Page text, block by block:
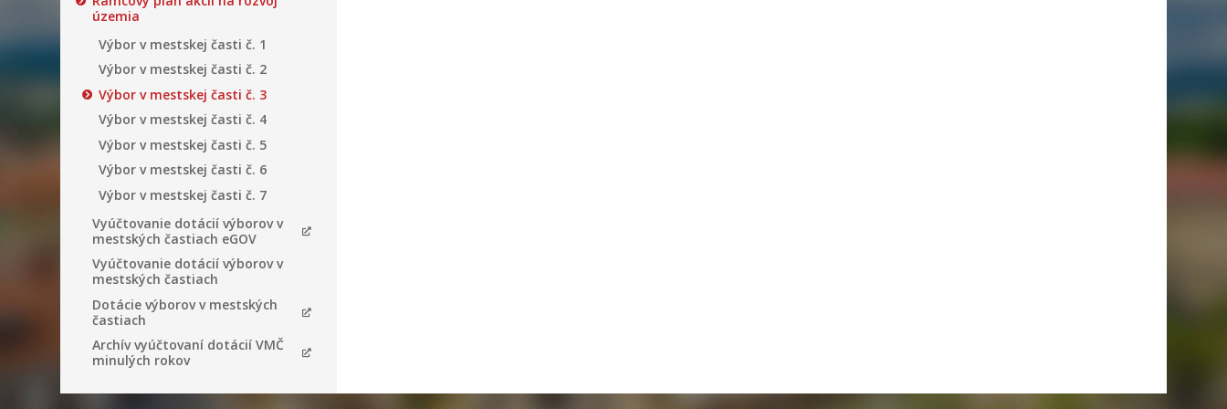
územia
Výbor v mestskej časti č. 1
Výbor v mestskej časti č. 2
Výbor v mestskej časti č. 3
Výbor v mestskej časti č. 4
Výbor v mestskej časti č. 5
Výbor v mestskej časti č. 6
Výbor v mestskej časti č. 7
Vyúčtovanie dotácií výborov v
mestských častiach eGOV
Vyúčtovanie dotácií výborov v
mestských častiach
Dotácie výborov v mestských
častiach
Archív vyúčtovaní dotácií VMČ
minulých rokov